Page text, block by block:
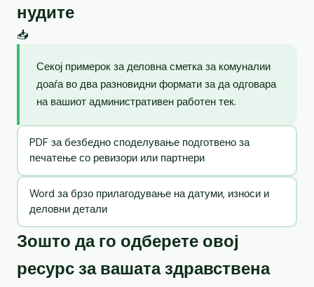
нудите
📥
Секој примерок за деловна сметка за комуналии
доаѓа во два разновидни формати за да одговара
на вашиот административен работен тек.
PDF за безбедно споделување подготвено за
печатење со ревизори или партнери
Word за брзо прилагодување на датуми, износи и
деловни детали
Зошто да го одберете овој
ресурс за вашата здравствена